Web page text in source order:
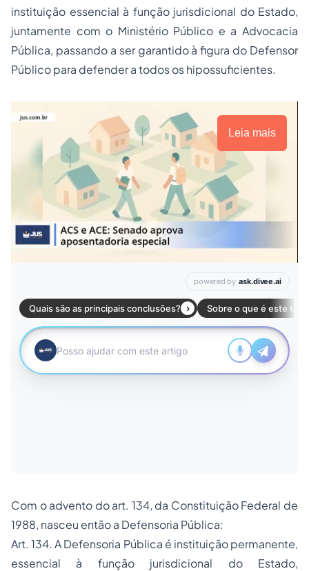
instituição essencial à função jurisdicional do Estado,
juntamente com o Ministério Público e a Advocacia
Pública, passando a ser garantido à figura do Defensor
Público para defender a todos os hipossuficientes.
Leia mais
Com o advento do art. 134, da Constituição Federal de
1988, nasceu então a Defensoria Pública:
Art. 134. A Defensoria Pública é instituição permanente,
essencial à função jurisdicional do Estado,